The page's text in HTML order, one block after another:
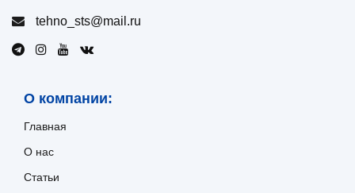
tehno_sts@mail.ru
О компании:
Главная
О нас
Статьи